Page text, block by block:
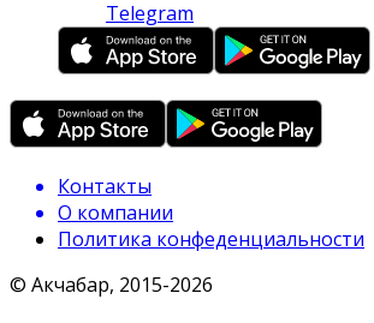
Telegram
Контакты
О компании
Политика конфеденциальности
© Акчабар, 2015-2026